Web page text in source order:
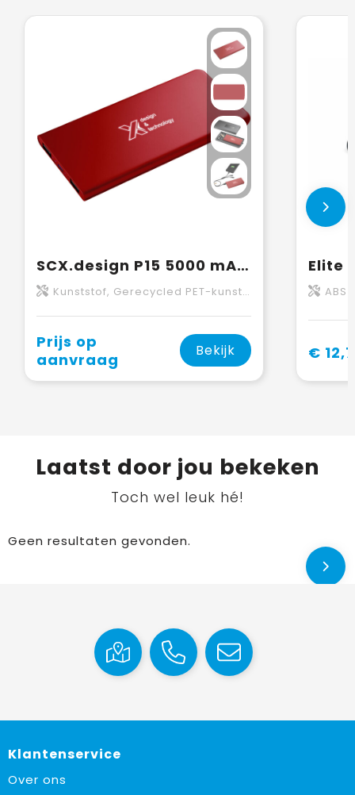
SCX.design P15 5000 mAh powerbank met oplichtend logo
Kunststof, Gerecycled PET-kunststof
Prijs op
aanvraag
Bekijk
ABS
€
Laatst door jou bekeken
Toch wel leuk hé!
Geen resultaten gevonden.
Klantenservice
Over ons